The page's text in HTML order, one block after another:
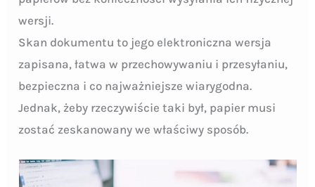
wersji.
Skan dokumentu to jego elektroniczna wersja
zapisana, łatwa w przechowywaniu i przesyłaniu,
bezpieczna i co najważniejsze wiarygodna.
Jednak, żeby rzeczywiście taki był, papier musi
zostać zeskanowany we właściwy sposób.